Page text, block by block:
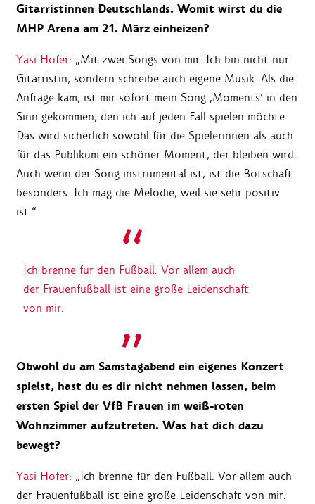
Gitarristinnen Deutschlands. Womit wirst du die
MHP Arena am 21. März einheizen?
Yasi Hofer: „Mit zwei Songs von mir. Ich bin nicht nur
Gitarristin, sondern schreibe auch eigene Musik. Als die
Anfrage kam, ist mir sofort mein Song ‚Moments‘ in den
Sinn gekommen, den ich auf jeden Fall spielen möchte.
Das wird sicherlich sowohl für die Spielerinnen als auch
für das Publikum ein schöner Moment, der bleiben wird.
Auch wenn der Song instrumental ist, ist die Botschaft
besonders. Ich mag die Melodie, weil sie sehr positiv
ist.“
Ich brenne für den Fußball. Vor allem auch
der Frauenfußball ist eine große Leidenschaft
von mir.
Obwohl du am Samstagabend ein eigenes Konzert
spielst, hast du es dir nicht nehmen lassen, beim
ersten Spiel der VfB Frauen im weiß-roten
Wohnzimmer aufzutreten. Was hat dich dazu
bewegt?
Yasi Hofer: „Ich brenne für den Fußball. Vor allem auch
der Frauenfußball ist eine große Leidenschaft von mir.